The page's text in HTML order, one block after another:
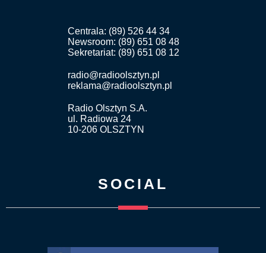
Centrala: (89) 526 44 34
Newsroom: (89) 651 08 48
Sekretariat: (89) 651 08 12
radio@radioolsztyn.pl
reklama@radioolsztyn.pl
Radio Olsztyn S.A.
ul. Radiowa 24
10-206 OLSZTYN
SOCIAL